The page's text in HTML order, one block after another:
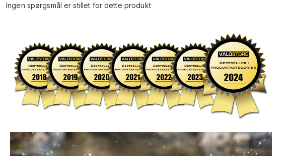
Ingen spørgsmål er stillet for dette produkt